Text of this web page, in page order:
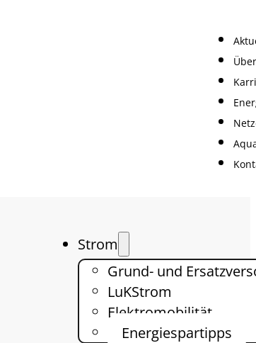
Strom
Grund- und
LuKStrom
Elektromobilität
Energiespartipps